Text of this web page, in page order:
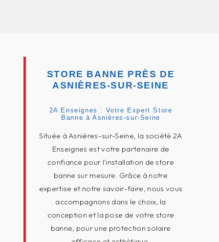
STORE BANNE PRÈS DE
ASNIÈRES-SUR-SEINE
2A Enseignes : Votre Expert Store
Banne à Asnières-sur-Seine
Située à Asnières-sur-Seine, la société 2A
Enseignes est votre partenaire de
confiance pour l'installation de store
banne sur mesure. Grâce à notre
expertise et notre savoir-faire, nous vous
accompagnons dans le choix, la
conception et la pose de votre store
banne, pour une protection solaire